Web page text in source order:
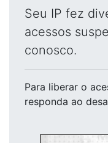
Seu IP fez
acessos
conosco.
Para liberar o
responda ao